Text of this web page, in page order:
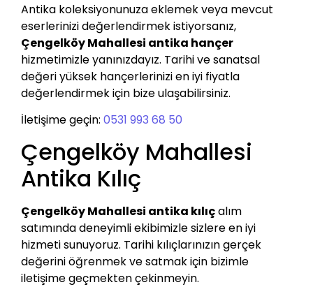
Antika koleksiyonunuza eklemek veya mevcut
eserlerinizi değerlendirmek istiyorsanız,
Çengelköy Mahallesi antika hançer
hizmetimizle yanınızdayız. Tarihi ve sanatsal
değeri yüksek hançerlerinizi en iyi fiyatla
değerlendirmek için bize ulaşabilirsiniz.
İletişime geçin: 0531 993 68 50
Çengelköy Mahallesi
Antika Kılıç
Çengelköy Mahallesi antika kılıçalım
satımında deneyimli ekibimizle sizlere en iyi
hizmeti sunuyoruz. Tarihi kılıçlarınızın gerçek
değerini öğrenmek ve satmak için bizimle
iletişime geçmekten çekinmeyin.